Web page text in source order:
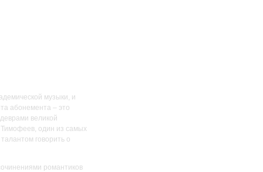
музыки, и
абонемента – это
великой
один из самых
говорить о
романтиков